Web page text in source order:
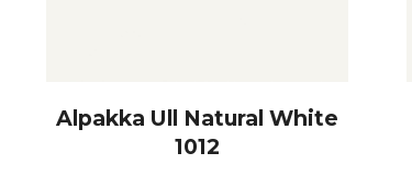
Alpakka Ull Natural White
1012